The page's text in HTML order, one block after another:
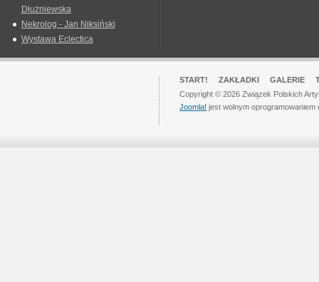
Dłużniewska
Nekrolog - Jan Niksiński
Wystawa Eclectica
START! ZAKŁADKI GALERIE
Copyright © 2026 Związek Polskich
Joomla! jest wolnym